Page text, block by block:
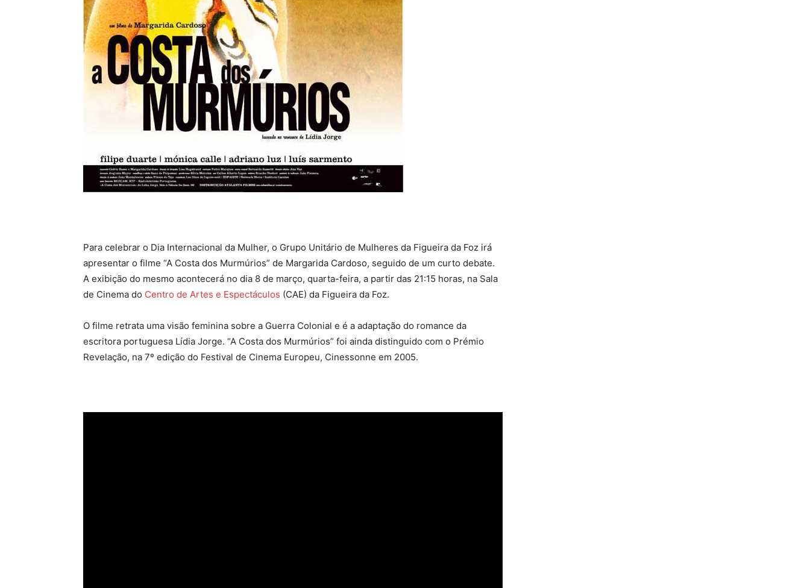
Para celebrar o Dia Internacional da Mulher, o Grupo Unitário de Mulheres da Figueira da Foz irá
apresentar o filme “A Costa dos Murmúrios” de Margarida Cardoso, seguido de um curto debate.
A exibição do mesmo acontecerá no dia 8 de março, quarta-feira, a partir das 21:15 horas, na Sala
de Cinema do Centro de Artes e Espectáculos (CAE) da Figueira da Foz.
O filme retrata uma visão feminina sobre a Guerra Colonial e é a adaptação do romance da
escritora portuguesa Lídia Jorge. “A Costa dos Murmúrios” foi ainda distinguido com o Prémio
Revelação, na 7º edição do Festival de Cinema Europeu, Cinessonne em 2005.